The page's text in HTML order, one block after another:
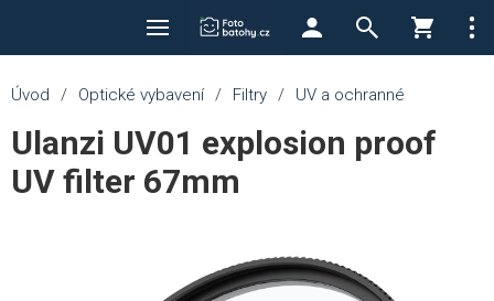
Úvod / Optické vybavení / Filtry / UV a ochranné
Ulanzi UV01 explosion proof
UV filter 67mm